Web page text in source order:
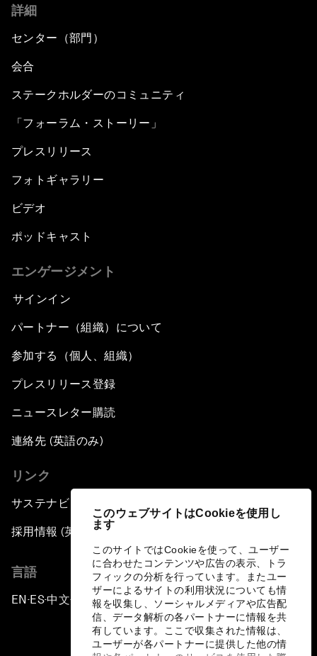
このウェブサイトはCookieを使用し
ます
このサイトではCookieを使って、ユーザー
に合わせたコンテンツや広告の表示、トラ
フィックの分析を行っています。またユー
ザーによるサイトの利用状況についても情
報を収集し、ソーシャルメディアや広告配
信、データ解析の各パートナーに情報を共
有しています。ここで収集された情報は、
ユーザーが各パートナーに提供した他の情
詳細
センター（部門）
会合
ステークホルダーのコミュニティ
「フォーラム・ストーリー」
プレスリリース
フォトギャラリー
ビデオ
ポッドキャスト
エンゲージメント
サインイン
パートナー（組織）について
参加する（個人、組織）
プレスリリース登録
ニュースレター購読
連絡先 (英語のみ)
リンク
サステナビリティへの取り組み
採用情報 (英語のみ)
言語
EN ▪ ES▪中文▪ 日本語